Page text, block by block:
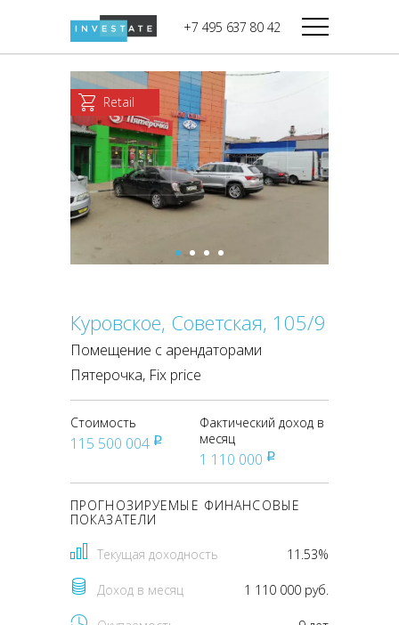
+7 495 637 80 42
Дикси
Верный
Мираторг
Магнолия
В башне
Башня Федерация-II
Запад
Башня Федерация-I
Восток
Город Столиц,
Северный блок
Город Столиц,
Retail
Куровское, Советская, 105/9
Помещение с арендаторами
Пятерочка, Fix price
Стоимость
115 500 004 pуб
Фактический доход в
месяц
1 110 000 pуб
ПРОГНОЗИРУЕМЫЕ ФИНАНСОВЫЕ
ПОКАЗАТЕЛИ
Текущая доходность 11.53%
Доход в месяц 1 110 000 руб.